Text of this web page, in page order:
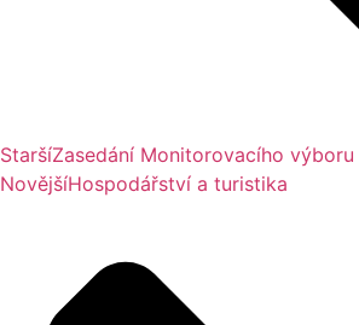
StaršíZasedání Monitorovacího výboru
NovějšíHospodářství a turistika